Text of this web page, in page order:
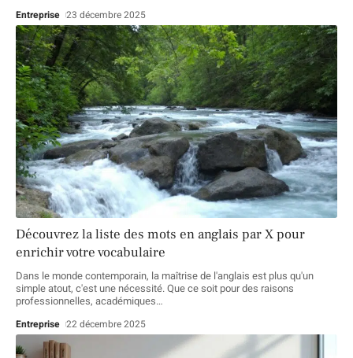
Entreprise 23 décembre 2025
Découvrez la liste des mots en anglais par X pour
enrichir votre vocabulaire
Dans le monde contemporain, la maîtrise de l'anglais est plus qu'un
simple atout, c'est une nécessité. Que ce soit pour des raisons
professionnelles, académiques…
Entreprise 22 décembre 2025